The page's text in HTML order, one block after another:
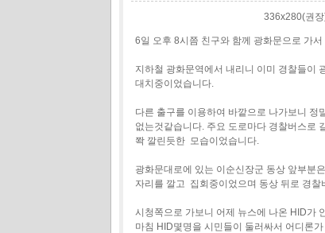
336x280(권
6일 오후 8시쯤 친구와 함께 광화문으로 가
지하철 광화문역에서 내리니 이미 경찰들이
대치중이었습니다.
다른 출구를 이용하여 바깥으로 나가보니 정
없는것같습니다. 주요 도로마다 경찰버스로
쫙 깔린듯한 모습이었습니다.
광화문대로에 있는 이순신장군 동상 앞부분
자리를 깔고 집회중이었으며 동상 뒤로 경
시청쪽으로 가보니 어제 뉴스에 나온 HID가
마침 HID몇명을 시민들이 둘러싸서 어디론